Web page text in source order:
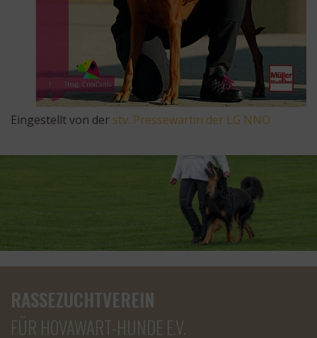
Eingestellt von der stv. Pressewartin der LG NNO
RASSEZUCHTVEREIN
FÜR HOVAWART-HUNDE E.V.